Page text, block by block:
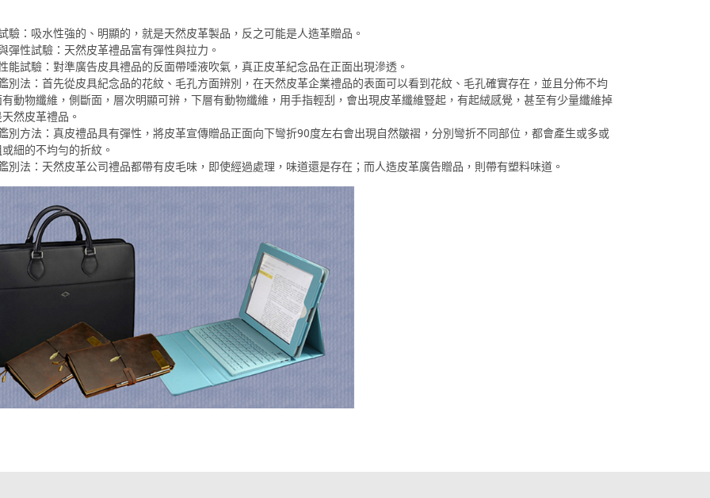
驗：吸水性強的、明顯的，就是天然皮革製品，反之可能是人造革贈品。
彈性試驗：天然皮革禮品富有彈性與拉力。
能試驗：對準廣告皮具禮品的反面帶唾液吹氣，真正皮革紀念品在正面出現滲透。
別法：首先從皮具紀念品的花紋、毛孔方面辨別，在天然皮革企業禮品的表面可以看到花紋、毛孔確實存在，並且分佈不均
動物纖維，側斷面，層次明顯可辨，下層有動物纖維，用手指輕刮，會出現皮革纖維豎起，有起絨感覺，甚至有少量纖維掉
然皮革禮品。
別方法：真皮禮品具有彈性，將皮革宣傳贈品正面向下彎折90度左右會出現自然皺褶，分別彎折不同部位，都會產生或多或
細的不均勻的折紋。
別法：天然皮革公司禮品都帶有皮毛味，即使經過處理，味道還是存在；而人造皮革廣告贈品，則帶有塑料味道。